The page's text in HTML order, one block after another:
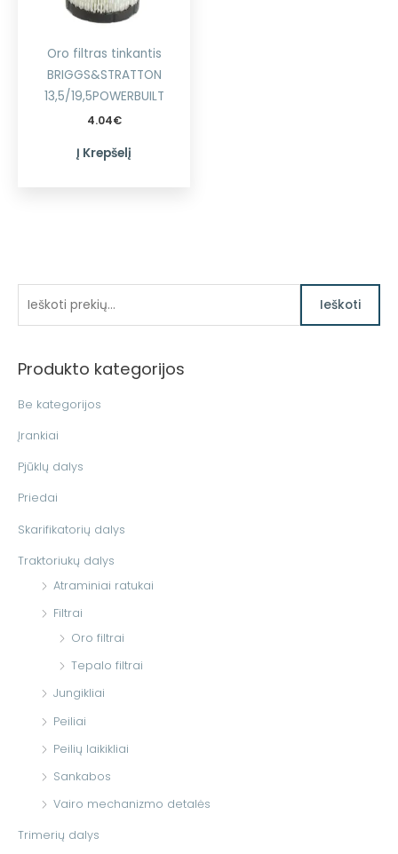
k
i
Ieškoti
Produkto kategorijos
Be kategorijos
Įrankiai
Pjūklų dalys
Priedai
Skarifikatorių dalys
Traktoriukų dalys
Atraminiai ratukai
Filtrai
Oro filtrai
Tepalo filtrai
Jungikliai
Peiliai
Peilių laikikliai
Sankabos
Vairo mechanizmo detalės
Trimerių dalys
Oro filtras tinkantis
BRIGGS&STRATTON
13,5/19,5POWERBUILT
4.04€
Į Krepšelį